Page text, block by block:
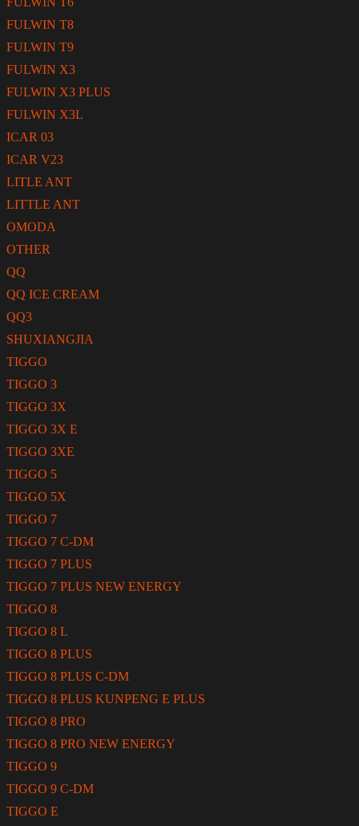
FULWIN T8
FULWIN T9
FULWIN X3
FULWIN X3 PLUS
FULWIN X3L
ICAR 03
ICAR V23
LITLE ANT
LITTLE ANT
OMODA
OTHER
QQ
QQ ICE CREAM
QQ3
SHUXIANGJIA
TIGGO
TIGGO 3
TIGGO 3X
TIGGO 3X E
TIGGO 3XE
TIGGO 5
TIGGO 5X
TIGGO 7
TIGGO 7 C-DM
TIGGO 7 PLUS
TIGGO 7 PLUS NEW ENERGY
TIGGO 8
TIGGO 8 L
TIGGO 8 PLUS
TIGGO 8 PLUS C-DM
TIGGO 8 PLUS KUNPENG E PLUS
TIGGO 8 PRO
TIGGO 8 PRO NEW ENERGY
TIGGO 9
TIGGO 9 C-DM
TIGGO E